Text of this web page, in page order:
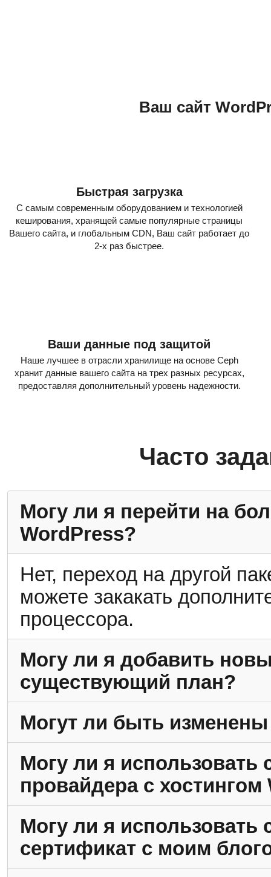
Ваш сайт
Быстрая загрузка
С самым современным оборудованием и технологией
кеширования, хранящей самые популярные страницы
Вашего сайта, и глобальным CDN, Ваш сайт работает до
2-х раз быстрее.
Ваши данные под защитой
Наше лучшее в отрасли хранилище на основе Ceph
хранит данные вашего сайта на трех разных ресурсах,
предоставляя дополнительный уровень надежности.
Часто
Могу ли я перейти на
WordPress?
Нет, переход на другой
можете закакать
процессора.
Могу ли я добавить
существующий план?
Могут ли быть
Могу ли я использовать
провайдера с хостингом
Могу ли я
сертификат с моим